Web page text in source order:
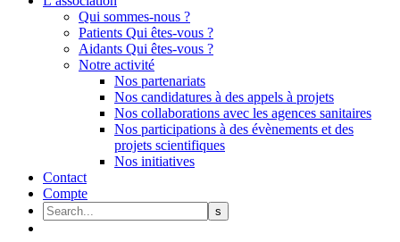
Qui sommes-nous ?
Patients Qui êtes-vous ?
Aidants Qui êtes-vous ?
Notre activité
Nos partenariats
Nos candidatures à des appels à projets
Nos collaborations avec les agences sanitaires
Nos participations à des évènements et des
projets scientifiques
Nos initiatives
Contact
Compte